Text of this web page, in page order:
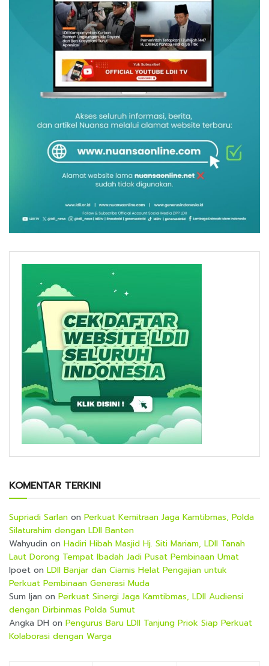
KOMENTAR TERKINI
Supriadi Sarlan on Perkuat Kemitraan Jaga Kamtibmas, Polda
Silaturahim dengan LDII Banten
Wahyudin on Hadiri Hibah Masjid Hj. Siti Mariam, LDII Tanah
Laut Dorong Tempat Ibadah Jadi Pusat Pembinaan Umat
Ipoet on LDII Banjar dan Ciamis Helat Pengajian untuk
Perkuat Pembinaan Generasi Muda
Sum Ijan on Perkuat Sinergi Jaga Kamtibmas, LDII Audiensi
dengan Dirbinmas Polda Sumut
Angka DH on Pengurus Baru LDII Tanjung Priok Siap Perkuat
Kolaborasi dengan Warga